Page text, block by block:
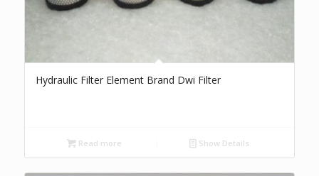
Hydraulic Filter Element Brand Dwi Filter
Read more Show Details